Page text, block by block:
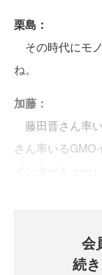
栗島：
その時代にモ
ね。
加藤：
藤田晋さん率
さん率いるGMO
会
続